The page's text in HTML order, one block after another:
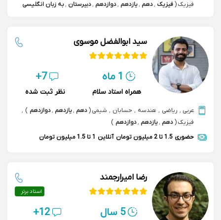
فیزیک(فیزیک ,دهم ,یازدهم ,دوازدهم ,دبیرستان ,به زبان انگلیسی
سید ابوالفضل موسوی
1 ماه
همراه استاد سلام
7+
نظر ثبت شده
عربی , ریاضی , هندسه , حسابان , شیمی(دهم ,یازدهم ,دوازدهم )
,
فیزیک(دهم ,یازدهم ,دوازدهم )
حضوری 1.5 تا 2 میلیون تومان آنلاین 1 تا 1.5 میلیون تومان
رضا امیرارجمند
استاد برتر
5 سال 12+